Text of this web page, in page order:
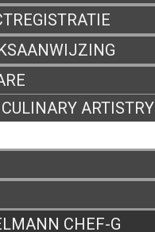
ARTISTRY
CHEF-G